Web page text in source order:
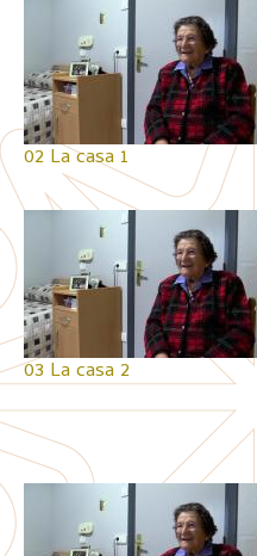
02 La casa 1
03 La casa 2